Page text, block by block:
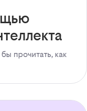
прочитать, как